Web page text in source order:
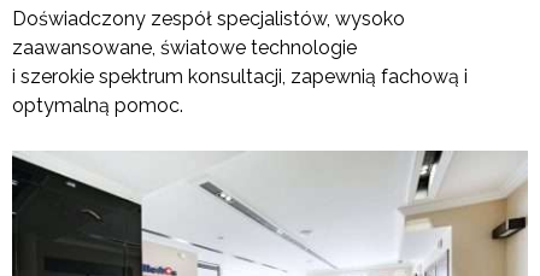
Doświadczony zespół specjalistów, wysoko
zaawansowane, światowe technologie
i szerokie spektrum konsultacji, zapewnią fachową i
optymalną pomoc.